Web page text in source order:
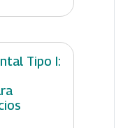
Tipo I: